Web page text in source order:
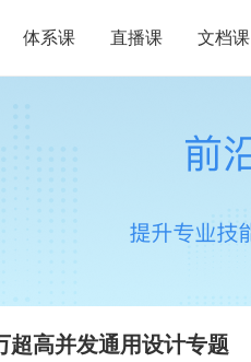
体系课 直播课 文档课
超高并发通用设计专题